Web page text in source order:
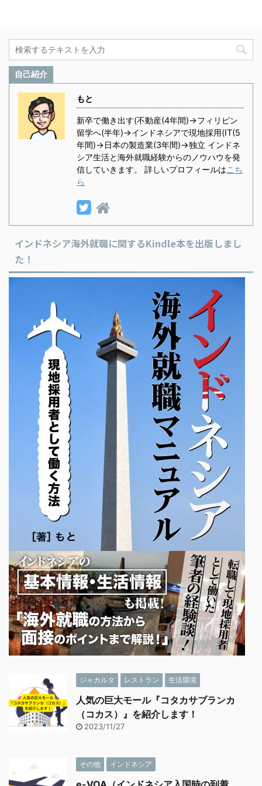
自己紹介
もと
新卒で働き出す(不動産(4年間)→フィリピン
留学へ(半年)→インドネシアで現地採用(IT(5
年間)→日本の製造業(3年間)→独立 インドネ
シア生活と海外就職経験からのノウハウを発
信していきます。 詳しいプロフィールはこち
ら
インドネシア海外就職に関するKindle本を出版しまし
た！
ジャカルタ レストラン 生活環境
人気の巨大モール『コタカサブランカ
（コカス）』を紹介します！
2023/11/27
その他 インドネシア